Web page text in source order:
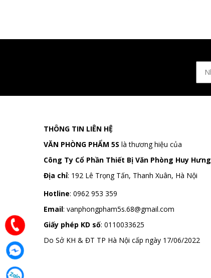
THÔNG TIN LIÊN HỆ
VĂN PHÒNG PHẨM 5S là thương hiệu của
Công Ty Cổ Phần Thiết Bị Văn Phòng Huy Hưng
Địa chỉ: 192 Lê Trọng Tấn, Thanh Xuân, Hà Nội
Hotline: 0962 953 359
Email: vanphongpham5s.68@gmail.com
Giấy phép KD số: 0110033625
Do Sở KH & ĐT TP Hà Nội cấp ngày 17/06/2022